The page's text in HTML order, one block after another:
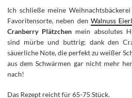
Ich schließe meine
Favoritensorte, neben den Walnuss
Cranberry Plätzchen mein absolutes
sind mürbe und buttrig; dank den
säuerliche Note, die perfekt zu weißer
aus dem Schwärmen gar nicht mehr
nach!
Das Rezept reicht für 65-75 Stück.